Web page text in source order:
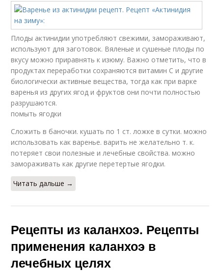
Плоды актинидии употребляют свежими, замораживают,
используют для заготовок. Вяленые и сушеные плоды по
вкусу можно приравнять к изюму. Важно отметить, что в
продуктах переработки сохраняются витамин С и другие
биологически активные вещества, тогда как при варке
варенья из других ягод и фруктов они почти полностью
разрушаются.
помыть ягодки
Сложить в баночки. кушать по 1 ст. ложке в сутки. можно
использовать как варенье. варить не желательно т. к.
потеряет свои полезные и лечебные свойства. можно
замораживать как другие перетертые ягодки.
Читать дальше →
Рецепты из каланхоэ. Рецепты
применения каланхоэ в
лечебных целях